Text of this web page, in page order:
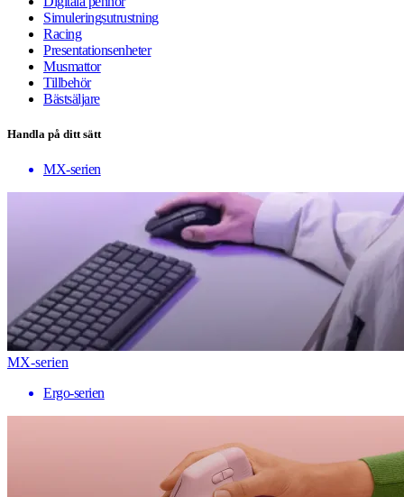
Simuleringsutrustning
Racing
Presentationsenheter
Musmattor
Tillbehör
Bästsäljare
Handla på ditt sätt
MX-serien
MX-serien
Ergo-serien